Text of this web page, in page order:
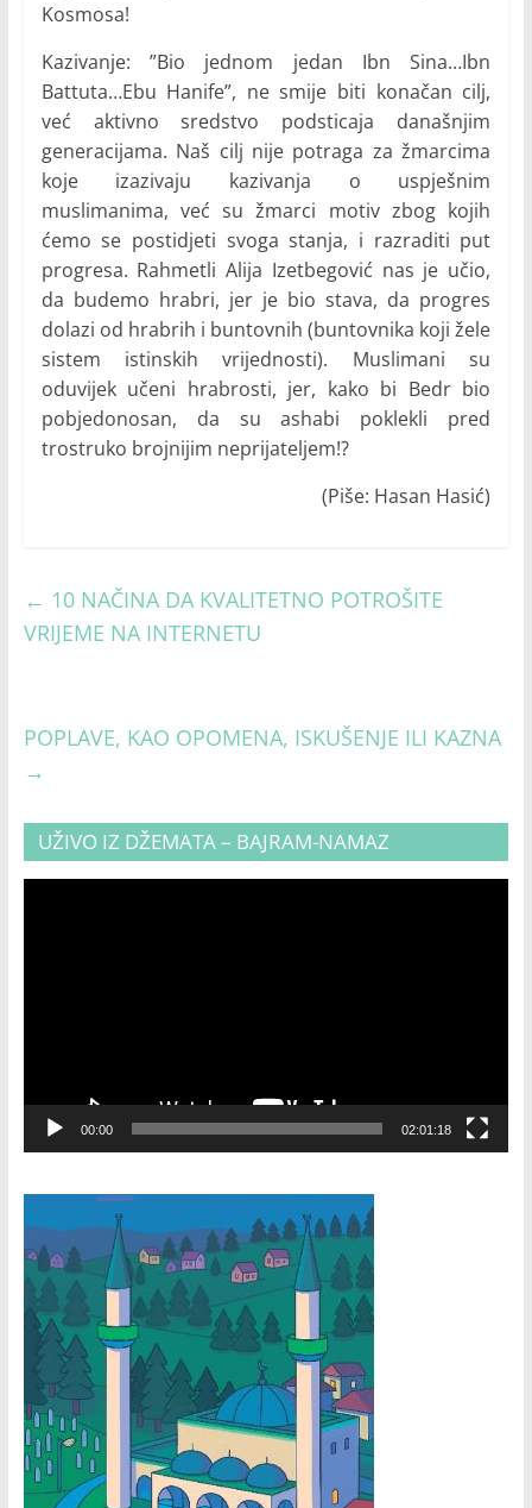
Kosmosa!
Kazivanje: ”Bio jednom jedan Ibn Sina…Ibn
Battuta…Ebu Hanife”, ne smije biti konačan cilj,
već aktivno sredstvo podsticaja današnjim
generacijama. Naš cilj nije potraga za žmarcima
koje izazivaju kazivanja o uspješnim
muslimanima, već su žmarci motiv zbog kojih
ćemo se postidjeti svoga stanja, i razraditi put
progresa. Rahmetli Alija Izetbegović nas je učio,
da budemo hrabri, jer je bio stava, da progres
dolazi od hrabrih i buntovnih (buntovnika koji žele
sistem istinskih vrijednosti). Muslimani su
oduvijek učeni hrabrosti, jer, kako bi Bedr bio
pobjedonosan, da su ashabi poklekli pred
trostruko brojnijim neprijateljem!?
(Piše: Hasan Hasić)
← 10 NAČINA DA KVALITETNO POTROŠITE
VRIJEME NA INTERNETU
POPLAVE, KAO OPOMENA, ISKUŠENJE ILI KAZNA
→
UŽIVO IZ DŽEMATA – BAJRAM-NAMAZ
00:00 02:01:18